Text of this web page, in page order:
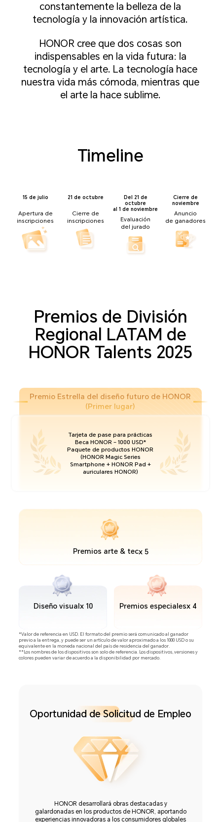
constantemente la belleza de la
tecnología y la innovación artística.
HONOR cree que dos cosas son
indispensables en la vida futura: la
tecnología y el arte. La tecnología hace
nuestra vida más cómoda, mientras que
el arte la hace sublime.
Timeline
15 de julio
Apertura de
inscripciones
21 de octubre
Cierre de
inscripciones
Del 21 de
octubre
al 1 de noviembre
Evaluación
del jurado
Cierre de
noviembre
Anuncio
de ganadores
Premios de División
Regional LATAM de
HONOR Talents 2025
Premio Estrella del diseño futuro de HONOR
(Primer lugar)
Tarjeta de pase para prácticas
Beca HONOR – 1000 USD*
Paquete de productos HONOR
(HONOR Magic Series
Smartphone + HONOR Pad +
auriculares HONOR)
Diseño visualx 10
Premios arte & tecx 5
Premios especialesx 4
*Valor de referencia en USD. El formato del premio será comunicado al ganador
previo a la entrega, y puede ser un artículo de valor aproximado a los 1000 USD o su
equivalente en la moneda nacional del país de residencia del ganador.
**Los nombres de los dispositivos son solo de referencia. Los dispositivos, versiones y
colores pueden variar de acuerdo a la disponibilidad por mercado.
Oportunidad de Solicitud de Empleo
HONOR desarrollará obras destacadas y
galardonadas en los productos de HONOR, aportando
experiencias innovadoras a los consumidores globales